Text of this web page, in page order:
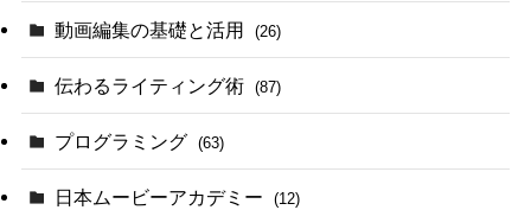
動画編集の基礎と活用 (26)
伝わるライティング術 (87)
プログラミング (63)
日本ムービーアカデミー (12)